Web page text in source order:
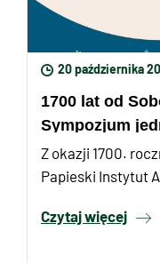
20 października
1700 lat od
Sympozjum
Z okazji 1700.
Papieski Instytut
Czytaj więcej